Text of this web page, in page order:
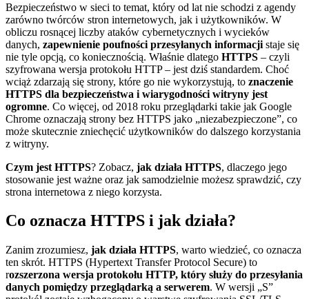
Bezpieczeństwo w sieci to temat, który od lat nie schodzi z agendy
zarówno twórców stron internetowych, jak i użytkowników. W
obliczu rosnącej liczby ataków cybernetycznych i wycieków
danych, zapewnienie poufności przesyłanych informacji staje się
nie tyle opcją, co koniecznością. Właśnie dlatego HTTPS – czyli
szyfrowana wersja protokołu HTTP – jest dziś standardem. Choć
wciąż zdarzają się strony, które go nie wykorzystują, to znaczenie
HTTPS dla bezpieczeństwa i wiarygodności witryny jest
ogromne. Co więcej, od 2018 roku przeglądarki takie jak Google
Chrome oznaczają strony bez HTTPS jako „niezabezpieczone”, co
może skutecznie zniechęcić użytkowników do dalszego korzystania
z witryny.
Czym jest HTTPS? Zobacz, jak działa HTTPS, dlaczego jego
stosowanie jest ważne oraz jak samodzielnie możesz sprawdzić, czy
strona internetowa z niego korzysta.
Co oznacza HTTPS i jak działa?
Zanim zrozumiesz, jak działa HTTPS, warto wiedzieć, co oznacza
ten skrót. HTTPS (Hypertext Transfer Protocol Secure) to
rozszerzona wersja protokołu HTTP, który służy do przesyłania
danych pomiędzy przeglądarką a serwerem. W wersji „S”